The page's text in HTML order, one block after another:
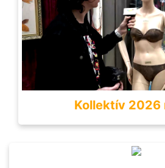
Kollektív 2026